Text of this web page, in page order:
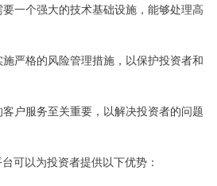
一个强大的技术基础设施，能够处理高
严格的风险管理措施，以保护投资者和
户服务至关重要，以解决投资者的问题
可以为投资者提供以下优势：